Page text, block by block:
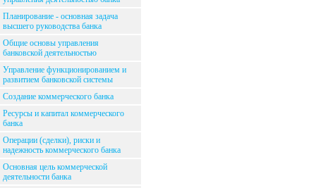
Планирование - основная задача
высшего руководства банка
Общие основы управления
банковской деятельностью
Управление функционированием и
развитием банковской системы
Создание коммерческого банка
Ресурсы и капитал коммерческого
банка
Операции (сделки), риски и
надежность коммерческого банка
Основная цель коммерческой
деятельности банка